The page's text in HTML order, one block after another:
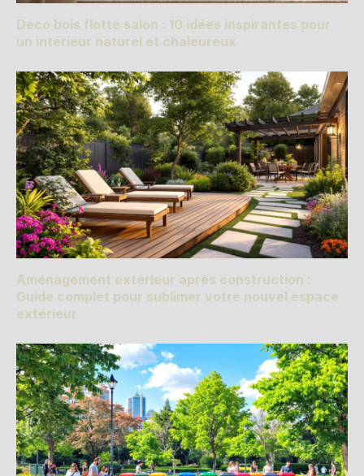
Déco bois flotté salon : 10 idées inspirantes pour
un intérieur naturel et chaleureux
Aménagement extérieur après construction :
Guide complet pour sublimer votre nouvel espace
extérieur